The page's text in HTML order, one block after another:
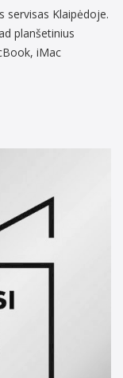
servisas Klaipėdoje.
planšetinius
iMac